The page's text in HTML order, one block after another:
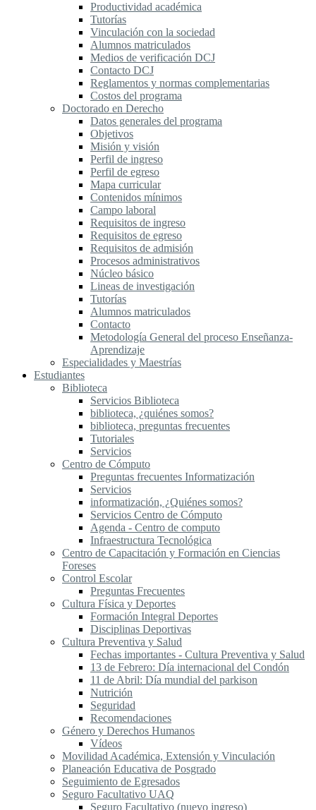
Productividad académica
Tutorías
Vinculación con la sociedad
Alumnos matriculados
Medios de verificación DCJ
Contacto DCJ
Reglamentos y normas complementarias
Costos del programa
Doctorado en Derecho
Datos generales del programa
Objetivos
Misión y visión
Perfil de ingreso
Perfil de egreso
Mapa curricular
Contenidos mínimos
Campo laboral
Requisitos de ingreso
Requisitos de egreso
Requisitos de admisión
Procesos administrativos
Núcleo básico
Lineas de investigación
Tutorías
Alumnos matriculados
Contacto
Metodología General del proceso Enseñanza-
Aprendizaje
Especialidades y Maestrías
Estudiantes
Biblioteca
Servicios Biblioteca
biblioteca, ¿quiénes somos?
biblioteca, preguntas frecuentes
Tutoriales
Servicios
Centro de Cómputo
Preguntas frecuentes Informatización
Servicios
informatización, ¿Quiénes somos?
Servicios Centro de Cómputo
Agenda - Centro de computo
Infraestructura Tecnológica
Centro de Capacitación y Formación en Ciencias
Foreses
Control Escolar
Preguntas Frecuentes
Cultura Física y Deportes
Formación Integral Deportes
Disciplinas Deportivas
Cultura Preventiva y Salud
Fechas importantes - Cultura Preventiva y Salud
13 de Febrero: Día internacional del Condón
11 de Abril: Día mundial del parkison
Nutrición
Seguridad
Recomendaciones
Género y Derechos Humanos
Vídeos
Movilidad Académica, Extensión y Vinculación
Planeación Educativa de Posgrado
Seguimiento de Egresados
Seguro Facultativo UAQ
Seguro Facultativo (nuevo ingreso)